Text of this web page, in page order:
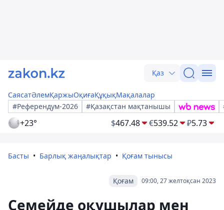
Қаз
СаясатӘлемҚаржыОқиғаҚұқықМақалалар
#Референдум-2026
#Қазақстан мақтанышы
+23° $467.48 €539.52 ₽5.73
Басты Барлық жаңалықтар Қоғам тынысы
09:00, 27 желтоқсан 2023
Қоғам
Семейде оқушылар мен